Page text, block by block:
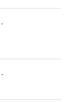
-
-